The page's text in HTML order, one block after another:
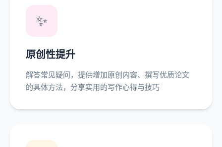
✨
原创性提升
解答常见疑问，提供增加原创内容、撰写优质论文
的具体方法，分享实用的写作心得与技巧